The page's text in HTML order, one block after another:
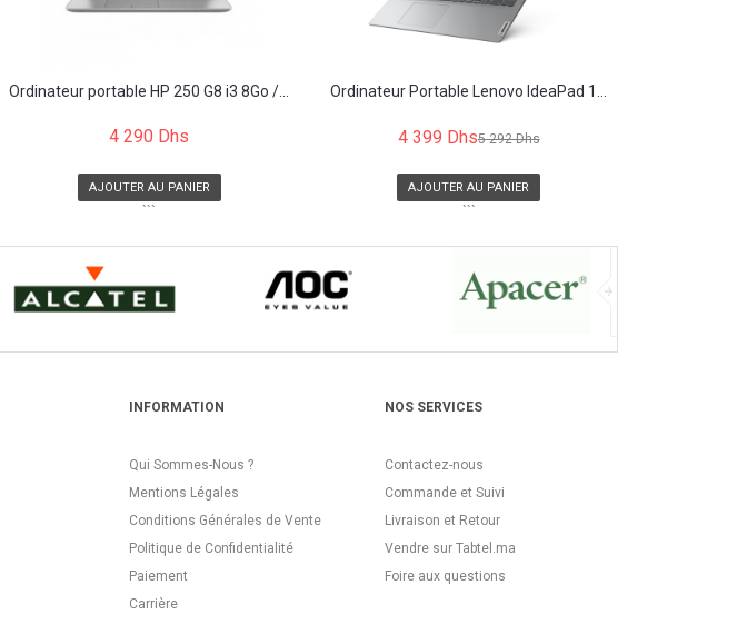
Ordinateur portable HP 250 G8 i3 8Go /...
4 290 Dhs
AJOUTER AU PANIER
```
Ordinateur Portable Lenovo IdeaPad 1...
4 399 Dhs5 292 Dhs
AJOUTER AU PANIER
```
INFORMATION
Qui Sommes-Nous ?
Mentions Légales
Conditions Générales de Vente
Politique de Confidentialité
Paiement
Carrière
NOS SERVICES
Contactez-nous
Commande et Suivi
Livraison et Retour
Vendre sur Tabtel.ma
Foire aux questions